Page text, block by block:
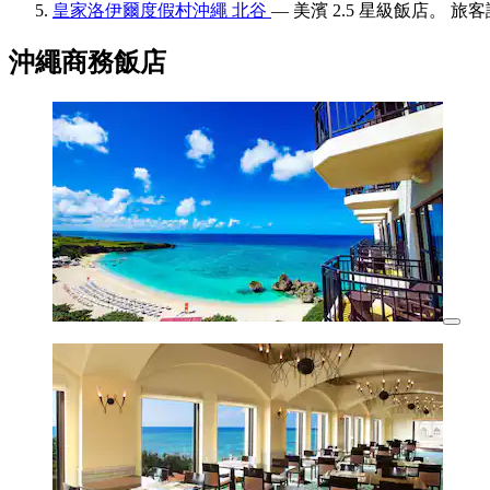
皇家洛伊爾度假村沖繩 北谷 — 美濱 2.5 星級飯店。 旅客
沖繩商務飯店